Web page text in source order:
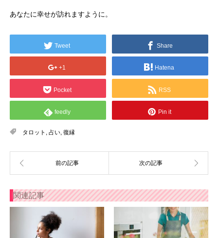
あなたに幸せが訪れますように。
Tweet Share
+1 Hatena
Pocket RSS
feedly Pin it
タロット , 占い, 復縁
関連記事